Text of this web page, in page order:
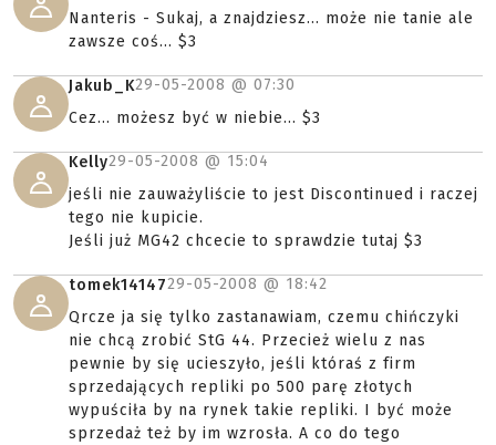
Nanteris - Sukaj, a znajdziesz... może nie tanie ale
zawsze coś... $3
Jakub_K29-05-2008 @ 07:30
Cez... możesz być w niebie... $3
Kelly29-05-2008 @ 15:04
jeśli nie zauważyliście to jest Discontinued i raczej
tego nie kupicie.
Jeśli już MG42 chcecie to sprawdzie tutaj $3
tomek1414729-05-2008 @ 18:42
Qrcze ja się tylko zastanawiam, czemu chińczyki
nie chcą zrobić StG 44. Przecież wielu z nas
pewnie by się ucieszyło, jeśli któraś z firm
sprzedających repliki po 500 parę złotych
wypuściła by na rynek takie repliki. I być może
sprzedaż też by im wzrosła. A co do tego